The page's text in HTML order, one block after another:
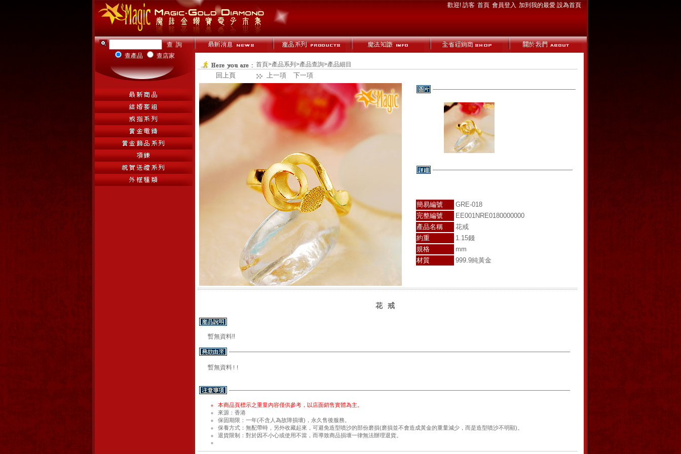
歡迎! 訪客 首頁 會員登入 加到我的最愛 設為首頁
查產品
查店家
首頁>產品系列 >產品查詢>產品細目
回上頁 上一項 下一項
簡易編號
GRE-018
完整編號
EE001NRE0180000000
產品名稱
花戒
約重
1.15錢
規格
mm
材質
999.9純黃金
花戒
暫無資料!!
暫無資料!!
本商品頁標示之重量內容僅供參考，以店面銷售實體為主。
來源：香港
保固期限：一年(不含人為故障損壞)，永久售後服務。
保養方式：無配帶時，另外收藏起來，可避免造型噴沙的部份磨損(磨損並不會造成黃金的重量減少，而是造型噴沙不明顯)。
退貨限制：對於因不小心或使用不當，而導致商品損壞一律無法辦理退貨。